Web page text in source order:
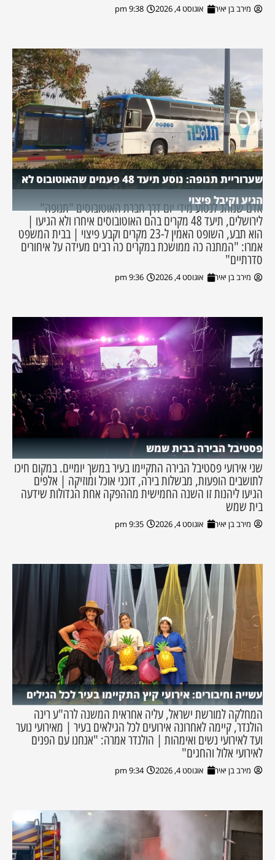
מירב בן יאיר אוגוסט 4, 2026 9:38 pm
שערוריית תנופה: נוסע תיעד 48 פעמים שהאוטובוס לא
הגיע וקיבל פיצוי
אדם שנוהג לנסוע מידי יום דרך חברת האוטובוסים "תנופה"
לירושלים, תיעד 48 מקרים בהם האוטובוסים איחרו ולא הגיעו |
הוא תבע, השופט האמין ל-23 מקרים וקבע פיצוי | בבית המשפט
אמרו: "המתנה כה ממושכת במקרים כה רבים מעידה על איחורים
סדרתיים"
מירב בן יאיר אוגוסט 4, 2026 9:36 pm
פסטיבל הבירה בבית שמש
שני אירועי פסטיבל הבירה התקיימו בעיר במשך יומיים. במקום חיכו
לתושבים הופעות, מבשלות בירה, דוכני אוכל ומוזיקה | אלפים
הגיעו ליהנות זו השנה החמישית מההפקה אחת הגדולות שידעה
בית שמש
מירב בן יאיר אוגוסט 4, 2026 9:35 pm
עשייה וחיבורים: אירועי קיץ התקיימו בעיר לכל הגילים
המחלקה למורשת ישראל, עליה אחראית המשנה לרה"ע רינה
הולנדר, קיימה לאחרונה אירועים לכל הגילאים בעיר | מאירועי נוער
ועד לאירועי נשים ואימהות | הולנדר אמרה: "אנחנו עם הפנים
לאירועי אלול והחגים"
מירב בן יאיר אוגוסט 4, 2026 9:34 pm